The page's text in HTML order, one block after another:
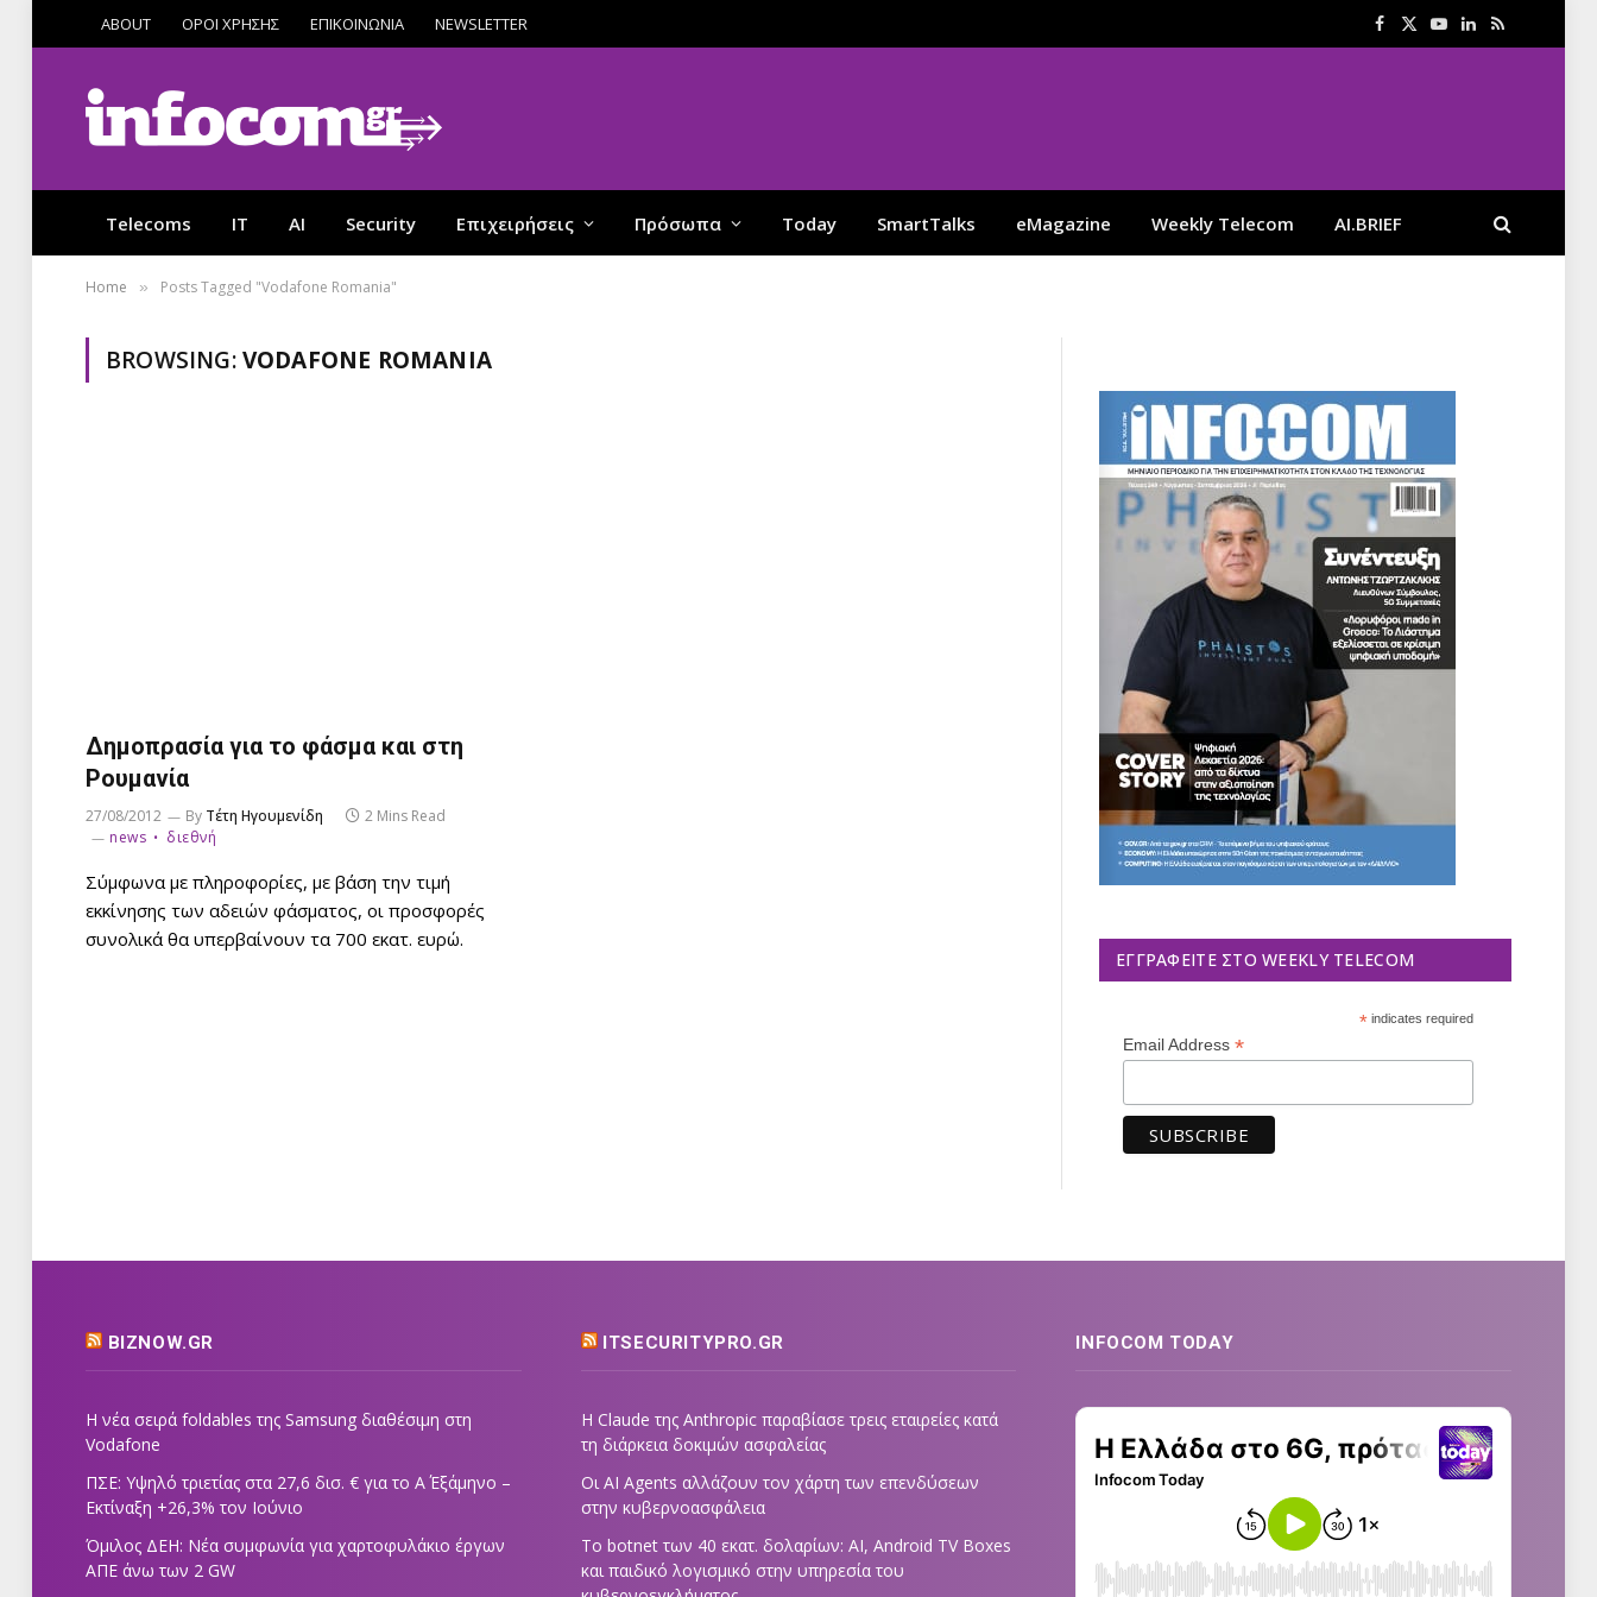
ABOUT ΟΡΟΙ ΧΡΗΣΗΣ ΕΠΙΚΟΙΝΩΝΙΑ NEWSLETTER Facebook
X
YouTube
LinkedIn
RSS
Telecoms IT AI Security Επιχειρήσεις Πρόσωπα Today SmartTalks eMagazine Weekly Telecom AI.BRIEF
Home » Posts Tagged "Vodafone Romania"
BROWSING:VODAFONE ROMANIA
Δημοπρασία για το φάσμα και στη
Ρουμανία
27/08/2012 By Τέτη Ηγουμενίδη
2 Mins Read
news
διεθνή
Σύμφωνα με πληροφορίες, με βάση την τιμή
εκκίνησης των αδειών φάσματος, οι προσφορές
συνολικά θα υπερβαίνουν τα 700 εκατ. ευρώ.
ΕΓΓΡΑΦΕΊΤΕ ΣΤΟ WEEKLY TELECOM
*indicates required
Email Address *
BIZNOW.GR
Η νέα σειρά foldables της Samsung διαθέσιμη στη
Vodafone
ΠΣΕ: Υψηλό τριετίας στα 27,6 δισ. € για το Α΄ Εξάμηνο –
Εκτίναξη +26,3% τον Ιούνιο
Όμιλος ΔΕΗ: Νέα συμφωνία για χαρτοφυλάκιο έργων
ΑΠΕ άνω των 2 GW
ITSECURITYPRO.GR
Η Claude της Anthropic παραβίασε τρεις εταιρείες κατά
τη διάρκεια δοκιμών ασφαλείας
Οι AI Agents αλλάζουν τον χάρτη των επενδύσεων
στην κυβερνοασφάλεια
Το botnet των 40 εκατ. δολαρίων: AI, Android TV Boxes
και παιδικό λογισμικό στην υπηρεσία του
INFOCOM TODAY